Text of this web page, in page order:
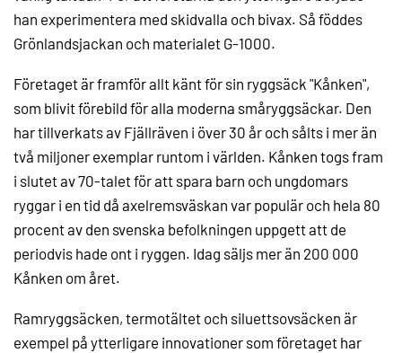
han experimentera med skidvalla och bivax. Så föddes
Grönlandsjackan och materialet G-1000.
Företaget är framför allt känt för sin ryggsäck "Kånken",
som blivit förebild för alla moderna småryggsäckar. Den
har tillverkats av Fjällräven i över 30 år och sålts i mer än
två miljoner exemplar runtom i världen. Kånken togs fram
i slutet av 70-talet för att spara barn och ungdomars
ryggar i en tid då axelremsväskan var populär och hela 80
procent av den svenska befolkningen uppgett att de
periodvis hade ont i ryggen. Idag säljs mer än 200 000
Kånken om året.
Ramryggsäcken, termotältet och siluettsovsäcken är
exempel på ytterligare innovationer som företaget har